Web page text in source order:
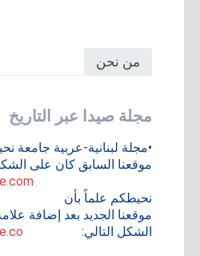
من نحن
مجلة صيدا عبر التاريخ
•مجلة لبنانية-عربية جامعة
موقعنا السابق كان على
نحيطكم علماً بأن
موقعنا الجديد بعد إضافة
الشكل التالي: